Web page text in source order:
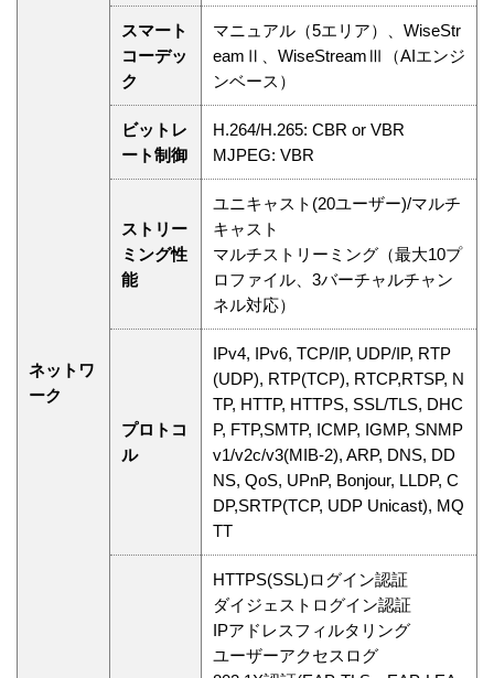
ネットワ
ーク
スマート
コーデッ
ク
マニュアル（5エリア）、WiseStr
eamⅡ、WiseStreamⅢ（AIエンジ
ンベース）
ビットレ
ート制御
H.264/H.265: CBR or VBR
MJPEG: VBR
ストリー
ミング性
能
ユニキャスト(20ユーザー)/マルチ
キャスト
マルチストリーミング（最大10プ
ロファイル、3バーチャルチャン
ネル対応）
プロトコ
ル
IPv4, IPv6, TCP/IP, UDP/IP, RTP
(UDP), RTP(TCP), RTCP,RTSP, N
TP, HTTP, HTTPS, SSL/TLS, DHC
P, FTP,SMTP, ICMP, IGMP, SNMP
v1/v2c/v3(MIB-2), ARP, DNS, DD
NS, QoS, UPnP, Bonjour, LLDP, C
DP,SRTP(TCP, UDP Unicast), MQ
TT
HTTPS(SSL)ログイン認証
ダイジェストログイン認証
IPアドレスフィルタリング
ユーザーアクセスログ